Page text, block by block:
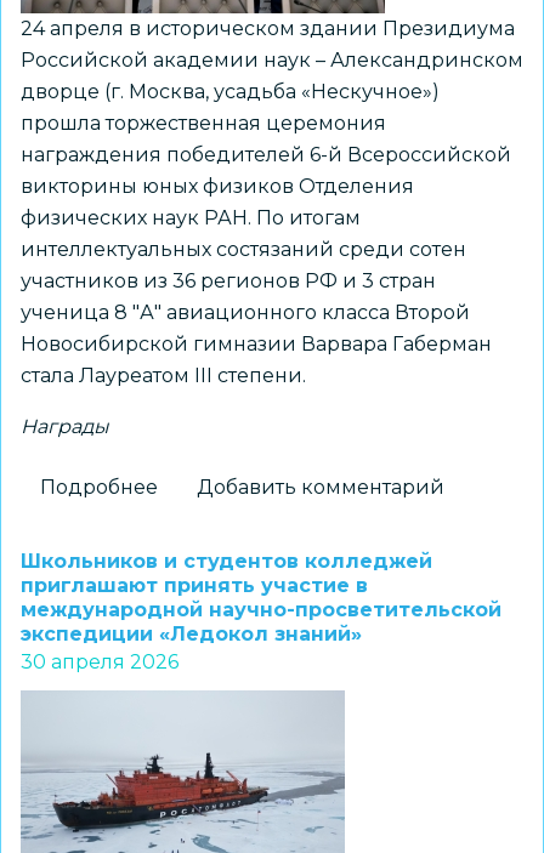
24 апреля в историческом здании Президиума
Российской академии наук – Александринском
дворце (г. Москва, усадьба «Нескучное»)
прошла торжественная церемония
награждения победителей 6-й Всероссийской
викторины юных физиков Отделения
физических наук РАН. По итогам
интеллектуальных состязаний среди сотен
участников из 36 регионов РФ и 3 стран
ученица 8 "А" авиационного класса Второй
Новосибирской гимназии Варвара Габерман
стала Лауреатом III степени.
Награды
Подробнее
Новосибирской
гимназии
стала
лауреатом
юных
физиков
Отделения
Добавить комментарий
Школьников и студентов колледжей
приглашают принять участие в
международной научно-просветительской
экспедиции «Ледокол знаний»
30 апреля 2026